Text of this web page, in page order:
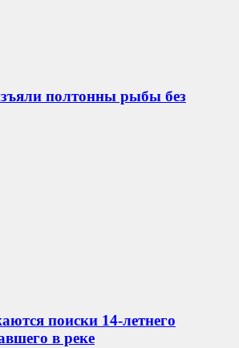
полтонны рыбы без
поиски 14-летнего
в реке